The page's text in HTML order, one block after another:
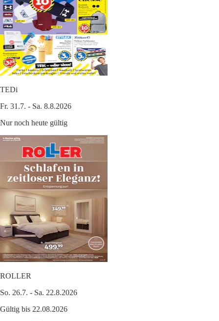
TEDi
Fr. 31.7. - Sa. 8.8.2026
Nur noch heute gültig
ROLLER
So. 26.7. - Sa. 22.8.2026
Gültig bis 22.08.2026